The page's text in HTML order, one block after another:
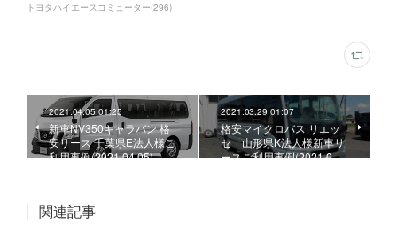
トヨタハイエースコミューター(296)
2021.04.05 01:25
新車NV350キャラバン 格
安リース 千葉県E法人様ご
利用事例(2021.04.05)
2021.03.29 01:07
格安マイクロバス リエッ
セ 山形県K法人様新車リ
ースご利用事例(2021.0…
関連記事